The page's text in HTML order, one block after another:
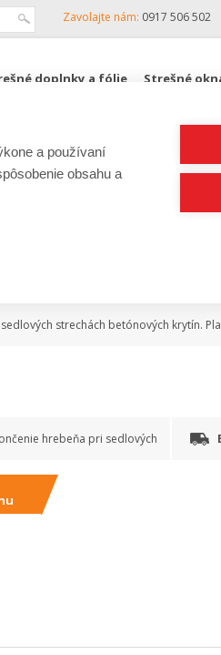
Zavolajte nám: 0917 506 502
doplnky a fólie Strešné
Lacná
strechách betónových krytín.
hrebeňa pri sedlových
a používaní
obsahu a